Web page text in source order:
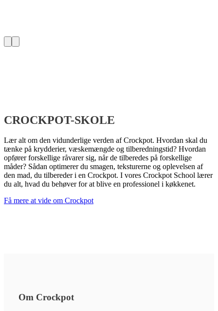
CROCKPOT-SKOLE
Lær alt om den vidunderlige verden af Crockpot. Hvordan skal du
tænke på krydderier, væskemængde og tilberedningstid? Hvordan
opfører forskellige råvarer sig, når de tilberedes på forskellige
måder? Sådan optimerer du smagen, teksturerne og oplevelsen af
den mad, du tilbereder i en Crockpot. I vores Crockpot School lærer
du alt, hvad du behøver for at blive en professionel i køkkenet.
Få mere at vide om Crockpot
Om Crockpot